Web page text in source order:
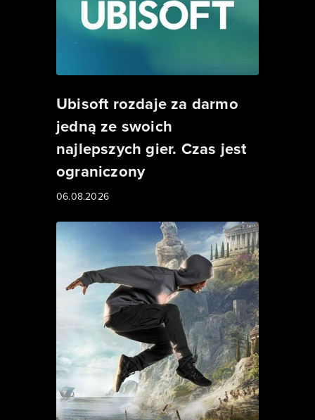
Ubisoft rozdaje za darmo
jedną ze swoich
najlepszych gier. Czas jest
ograniczony
06.08.2026